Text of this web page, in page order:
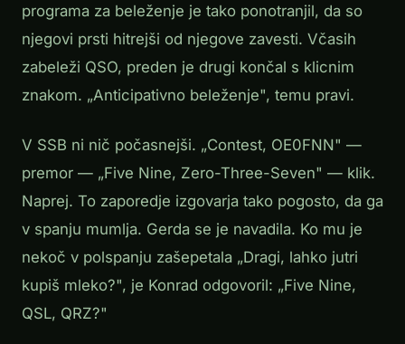
programa za beleženje je tako ponotranjil, da so
njegovi prsti hitrejši od njegove zavesti. Včasih
zabeleži QSO, preden je drugi končal s klicnim
znakom. „Anticipativno beleženje", temu pravi.
V SSB ni nič počasnejši. „Contest, OE0FNN" —
premor — „Five Nine, Zero-Three-Seven" — klik.
Naprej. To zaporedje izgovarja tako pogosto, da ga
v spanju mumlja. Gerda se je navadila. Ko mu je
nekoč v polspanju zašepetala „Dragi, lahko jutri
kupiš mleko?", je Konrad odgovoril: „Five Nine,
QSL, QRZ?"